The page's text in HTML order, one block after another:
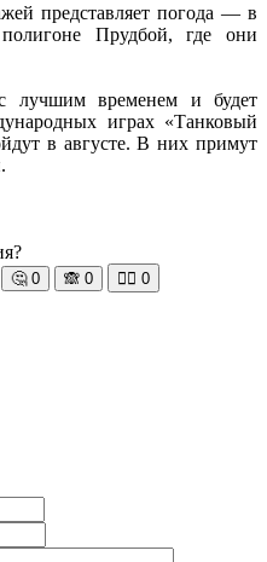
представляет погода — в
Прудбой, где они
лучшим временем и будет
играх «Танковый
в августе. В них примут
🤔 0 🙈 0 🧘‍♀️ 0